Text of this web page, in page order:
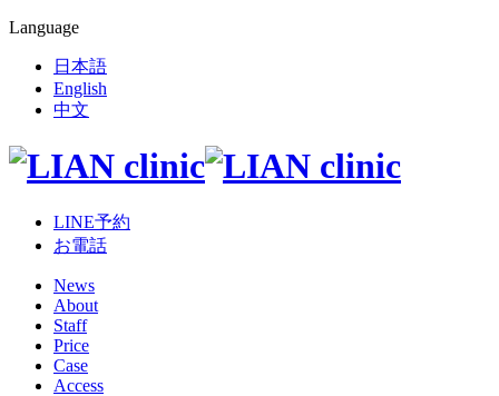
Language
日本語
English
中文
LINE予約
お電話
News
About
Staff
Price
Case
Access